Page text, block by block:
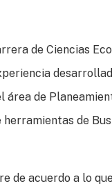
de Ciencias
área de
de
de acuerdo a lo